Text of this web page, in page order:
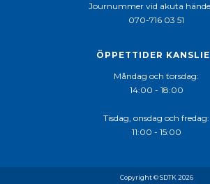
Journummer vid akuta
070-716 03 51
ÖPPETTIDER
Måndag och torsdag:
14:00 - 18:00
Tisdag, onsdag och fredag:
11:00 - 15:00
Copyright © SDTK 2026